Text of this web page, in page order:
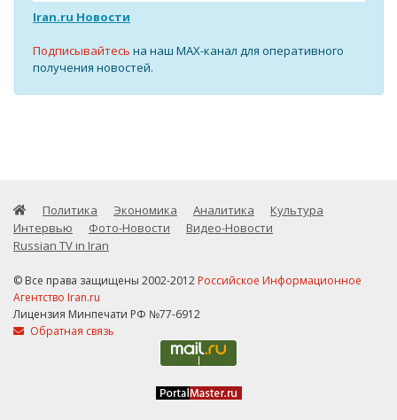
Iran.ru Новости
Подписывайтесь на наш MAX-канал для оперативного
получения новостей.
Политика Экономика Аналитика
Культура
Интервью
Фото-Новости
Видео-Новости
Russian TV in Iran
© Все права защищены 2002-2012 Российское Информационное
Агентство Iran.ru
Лицензия Минпечати РФ №77-6912
Обратная связь